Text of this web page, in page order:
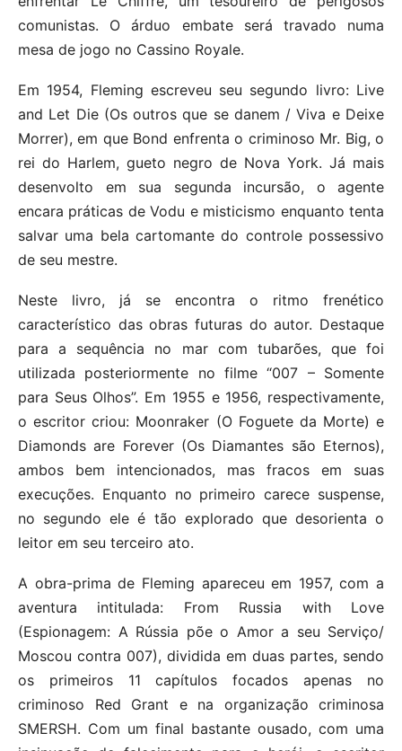
comunistas. O árduo embate será travado numa
mesa de jogo no Cassino Royale.
Em 1954, Fleming escreveu seu segundo livro: Live
and Let Die (Os outros que se danem / Viva e Deixe
Morrer), em que Bond enfrenta o criminoso Mr. Big, o
rei do Harlem, gueto negro de Nova York. Já mais
desenvolto em sua segunda incursão, o agente
encara práticas de Vodu e misticismo enquanto tenta
salvar uma bela cartomante do controle possessivo
de seu mestre.
Neste livro, já se encontra o ritmo frenético
característico das obras futuras do autor. Destaque
para a sequência no mar com tubarões, que foi
utilizada posteriormente no filme “007 – Somente
para Seus Olhos”. Em 1955 e 1956, respectivamente,
o escritor criou: Moonraker (O Foguete da Morte) e
Diamonds are Forever (Os Diamantes são Eternos),
ambos bem intencionados, mas fracos em suas
execuções. Enquanto no primeiro carece suspense,
no segundo ele é tão explorado que desorienta o
leitor em seu terceiro ato.
A obra-prima de Fleming apareceu em 1957, com a
aventura intitulada: From Russia with Love
(Espionagem: A Rússia põe o Amor a seu Serviço/
Moscou contra 007), dividida em duas partes, sendo
os primeiros 11 capítulos focados apenas no
criminoso Red Grant e na organização criminosa
SMERSH. Com um final bastante ousado, com uma